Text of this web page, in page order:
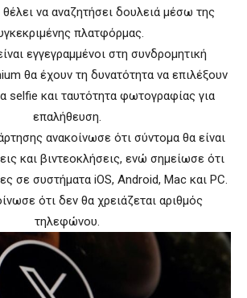
να αναζητήσει δουλειά μέσω της
πλατφόρμας.
εγγεγραμμένοι στη συνδρομητική
θα έχουν τη δυνατότητα να επιλέξουν
selfie και ταυτότητα φωτογραφίας για
επαλήθευση.
ανακοίνωσε ότι σύντομα θα είναι
και βιντεοκλήσεις, ενώ σημείωσε ότι
σε συστήματα iOS, Android, Mac και PC.
ότι δεν θα χρειάζεται αριθμός
τηλεφώνου.